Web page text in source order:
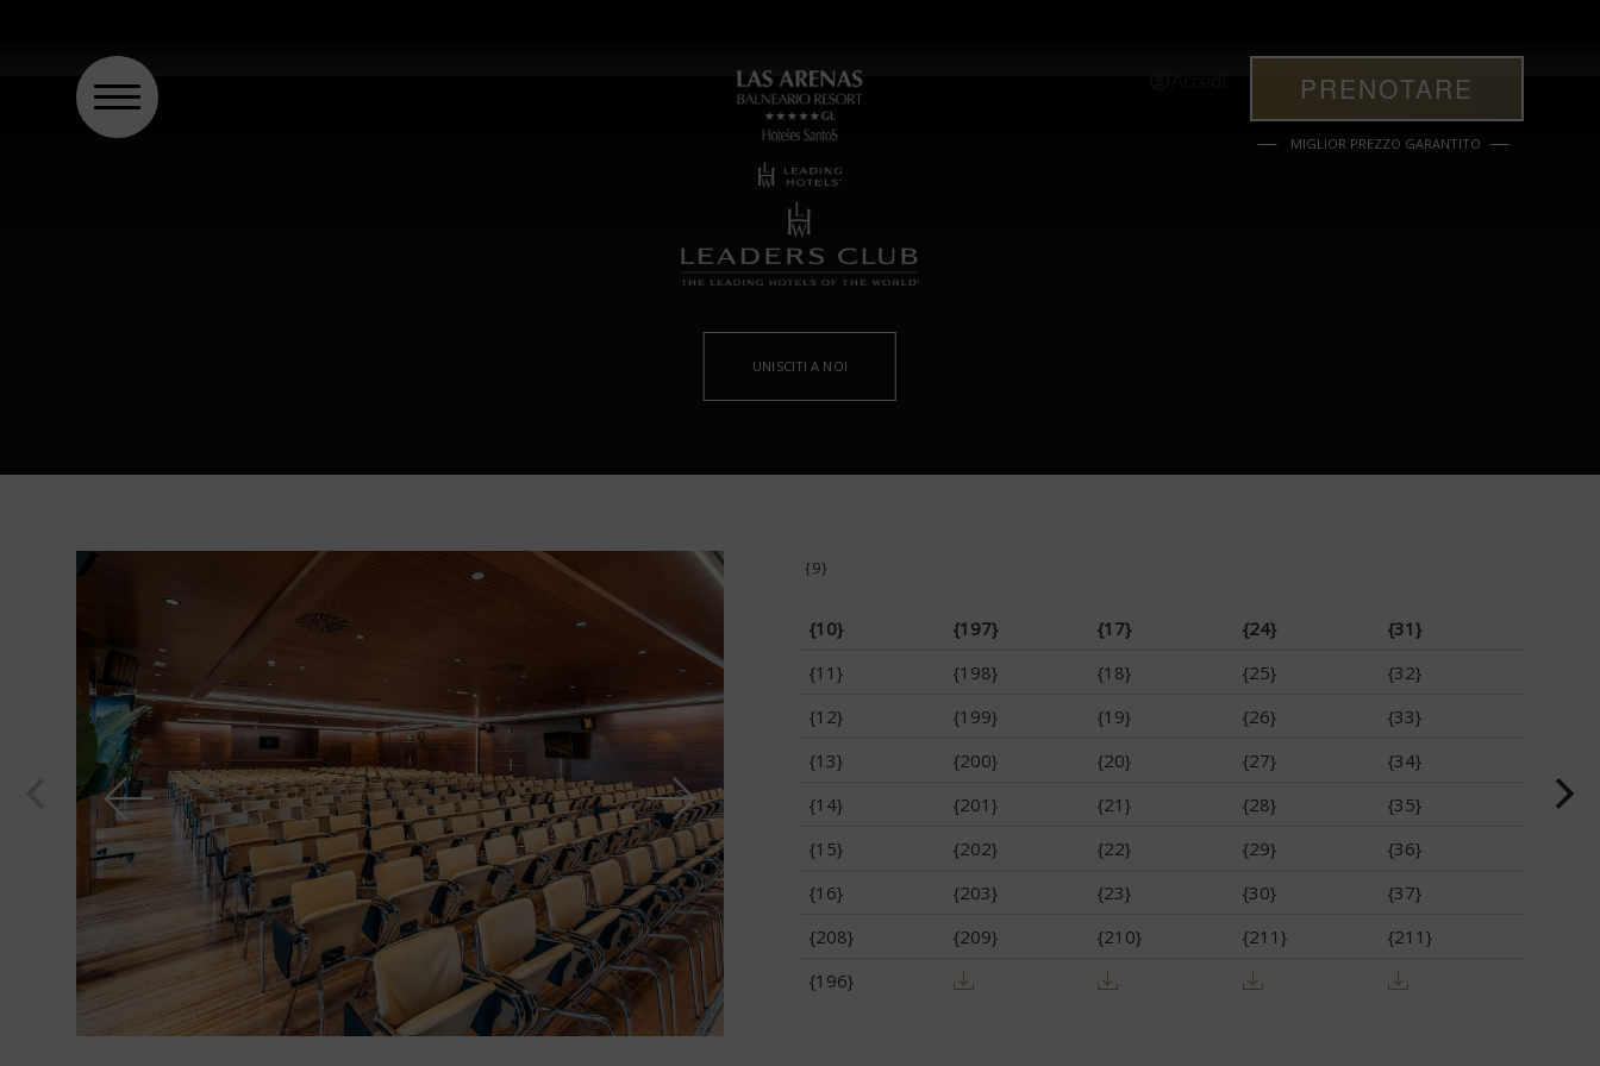
PRENOTARE
MIGLIOR PREZZO GARANTITO
UNISCITI A NOI
{9}
{10} {197} {17} {24}
{31}
{11}
{198} {18} {25}
{32}
{12}
{199} {19} {26}
{33}
{13}
{200} {20} {27}
{34}
{14}
{201} {21} {28}
{35}
{15}
{202} {22} {29}
{36}
{16}
{203} {23} {30}
{37}
{208}
{209} {210} {211}
{211}
{196}